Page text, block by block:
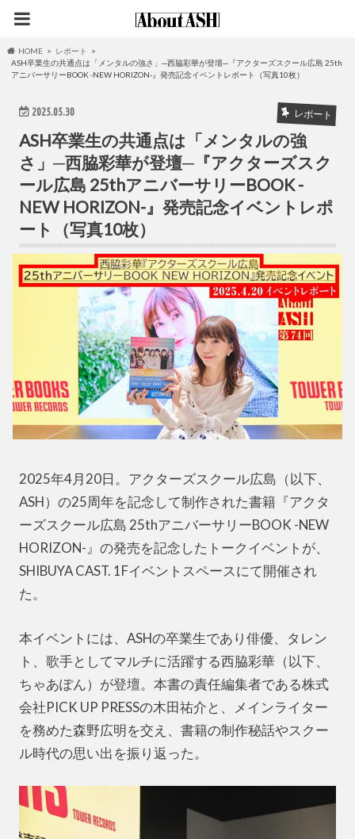
HOME
レポート
ASH卒業生の共通点は「メンタルの強さ」─西脇彩華が登壇─『アクターズスクール広島 25th
アニバーサリーBOOK -NEW HORIZON-』発売記念イベントレポート（写真10枚）
2025.05.30 レポート
ASH卒業生の共通点は「メンタルの強
さ」─西脇彩華が登壇─『アクターズスク
ール広島 25thアニバーサリーBOOK -
NEW HORIZON-』発売記念イベントレポ
ート（写真10枚）
2025年4月20日。アクターズスクール広島（以下、
ASH）の25周年を記念して制作された書籍『アクタ
ーズスクール広島 25thアニバーサリーBOOK -NEW
HORIZON-』の発売を記念したトークイベントが、
SHIBUYA CAST. 1Fイベントスペースにて開催され
た。
本イベントには、ASHの卒業生であり俳優、タレン
ト、歌手としてマルチに活躍する西脇彩華（以下、
ちゃあぽん）が登壇。本書の責任編集者である株式
会社PICK UP PRESSの木田祐介と、メインライター
を務めた森野広明を交え、書籍の制作秘話やスクー
ル時代の思い出を振り返った。